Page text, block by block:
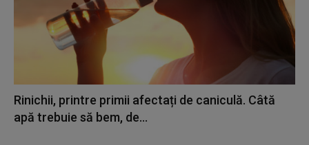
Rinichii, printre primii afectați de caniculă. Câtă
apă trebuie să bem, de...